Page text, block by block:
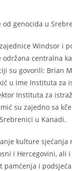
od genocida u
Windsor i
centralna
su govorili: Brian
u ime Instituta
Instituta za
su zajedno sa
u Kanadi.
kulture
i Hercegovini, ali
i